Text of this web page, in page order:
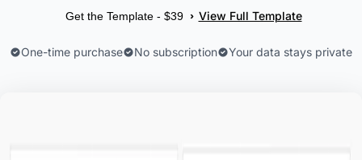
Get the Template - $39 › View Full Template
One-time purchase No subscription Your data stays private